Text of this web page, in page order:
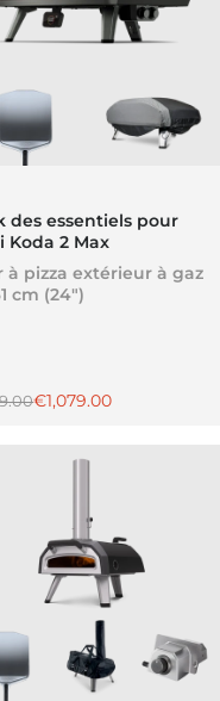
des essentiels pour
Koda 2 Max
à pizza extérieur à gaz
cm (24")
Prix promotionnel
€1,079.00